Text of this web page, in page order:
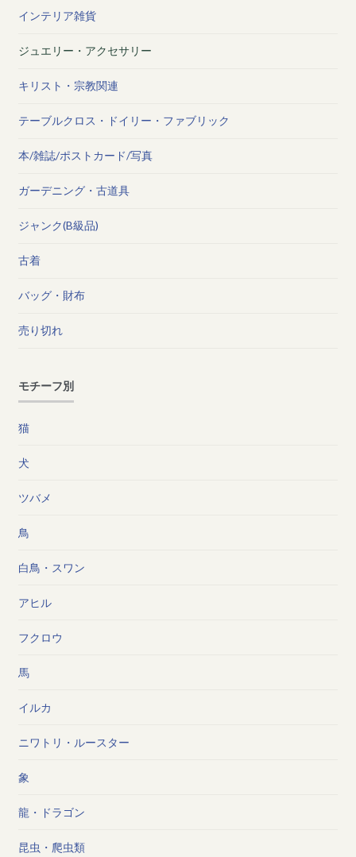
インテリア雑貨
ジュエリー・アクセサリー
キリスト・宗教関連
テーブルクロス・ドイリー・ファブリック
本/雑誌/ポストカード/写真
ガーデニング・古道具
ジャンク(B級品)
古着
バッグ・財布
売り切れ
モチーフ別
猫
犬
ツバメ
鳥
白鳥・スワン
アヒル
フクロウ
馬
イルカ
ニワトリ・ルースター
象
龍・ドラゴン
昆虫・爬虫類